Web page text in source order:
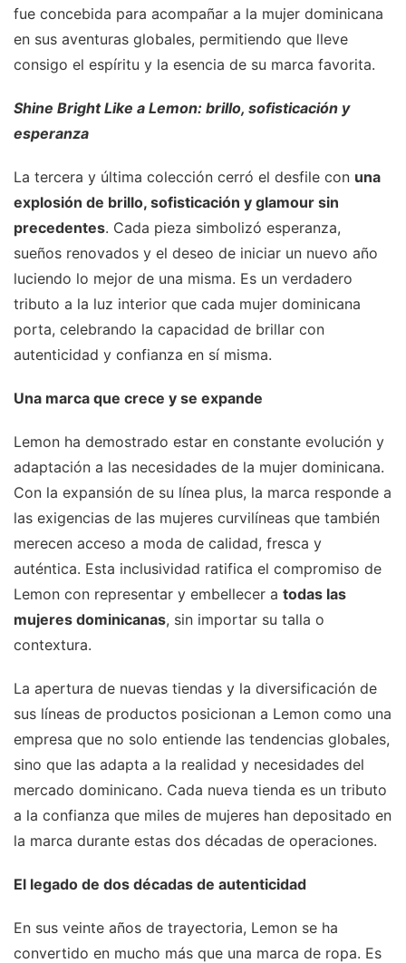
fue concebida para acompañar a la mujer dominicana
en sus aventuras globales, permitiendo que lleve
consigo el espíritu y la esencia de su marca favorita.
Shine Bright Like a Lemon: brillo, sofisticación y
esperanza
La tercera y última colección cerró el desfile con una
explosión de brillo, sofisticación y glamour sin
precedentes. Cada pieza simbolizó esperanza,
sueños renovados y el deseo de iniciar un nuevo año
luciendo lo mejor de una misma. Es un verdadero
tributo a la luz interior que cada mujer dominicana
porta, celebrando la capacidad de brillar con
autenticidad y confianza en sí misma.
Una marca que crece y se expande
Lemon ha demostrado estar en constante evolución y
adaptación a las necesidades de la mujer dominicana.
Con la expansión de su línea plus, la marca responde a
las exigencias de las mujeres curvilíneas que también
merecen acceso a moda de calidad, fresca y
auténtica. Esta inclusividad ratifica el compromiso de
Lemon con representar y embellecer a todas las
mujeres dominicanas, sin importar su talla o
contextura.
La apertura de nuevas tiendas y la diversificación de
sus líneas de productos posicionan a Lemon como una
empresa que no solo entiende las tendencias globales,
sino que las adapta a la realidad y necesidades del
mercado dominicano. Cada nueva tienda es un tributo
a la confianza que miles de mujeres han depositado en
la marca durante estas dos décadas de operaciones.
El legado de dos décadas de autenticidad
En sus veinte años de trayectoria, Lemon se ha
convertido en mucho más que una marca de ropa. Es